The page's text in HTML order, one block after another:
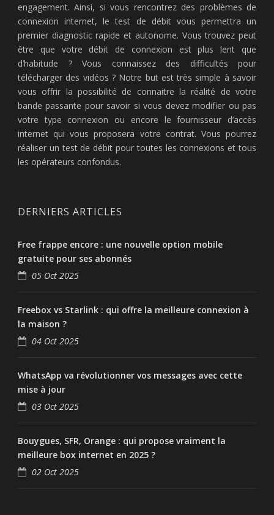
engagement. Ainsi, si vous rencontrez des problèmes de
connexion internet, le test de débit vous permettra un
premier diagnostic rapide et autonome. Vous trouvez peut
être que votre débit de connexion est plus lent que
d’habitude ? Vous connaissez des difficultés pour
télécharger des vidéos ? Notre but est très simple à savoir
vous offrir la possibilité de connaitre la réalité de votre
bande passante pour savoir si vous devez modifier ou pas
votre type connexion ou encore le fournisseur d’accès
internet qui vous proposera votre contrat. Vous pourrez
réaliser un test de débit pour toutes les connexions et tous
les opérateurs confondus.
DERNIERS ARTICLES
Free frappe encore : une nouvelle option mobile
gratuite pour ses abonnés
05 Oct 2025
Freebox vs Starlink : qui offre la meilleure connexion à
la maison ?
04 Oct 2025
WhatsApp va révolutionner vos messages avec cette
mise à jour
03 Oct 2025
Bouygues, SFR, Orange : qui propose vraiment la
meilleure box internet en 2025 ?
02 Oct 2025